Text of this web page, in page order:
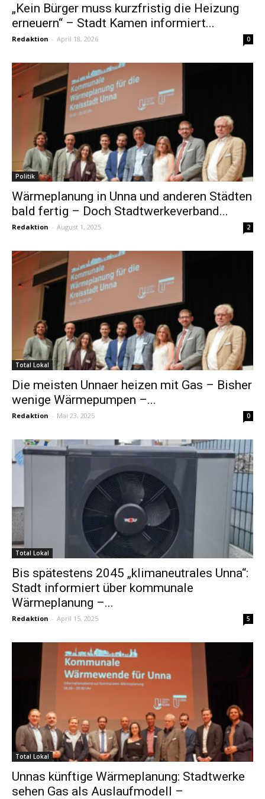
„Kein Bürger muss kurzfristig die Heizung
erneuern“ – Stadt Kamen informiert...
Redaktion - April 18, 2026 0
Politik
Wärmeplanung in Unna und anderen Städten
bald fertig – Doch Stadtwerkeverband...
Redaktion - August 1, 2025 2
Total Lokal
Die meisten Unnaer heizen mit Gas – Bisher
wenige Wärmepumpen –...
Redaktion - Mai 23, 2025 0
Total Lokal
Bis spätestens 2045 „klimaneutrales Unna“:
Stadt informiert über kommunale
Wärmeplanung –...
Redaktion - April 15, 2025 5
Total Lokal
Unnas künftige Wärmeplanung: Stadtwerke
sehen Gas als Auslaufmodell –